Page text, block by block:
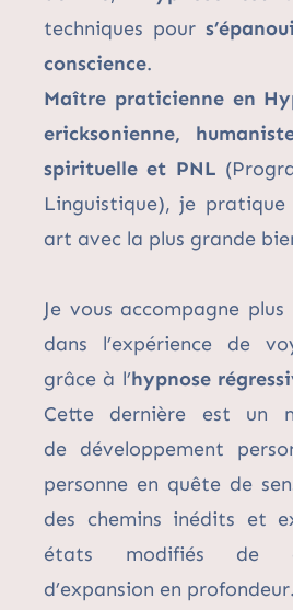
techniques pour
conscience.
Maître praticienne en
ericksonienne,
spirituelle et PNL
Linguistique), je
art avec la plus grande
Je vous accompagne
dans l’expérience de
grâce à l’hypnose
Cette dernière est un
de développement
personne en quête de
des chemins inédits et
états modifiés de
d’expansion en profondeur.